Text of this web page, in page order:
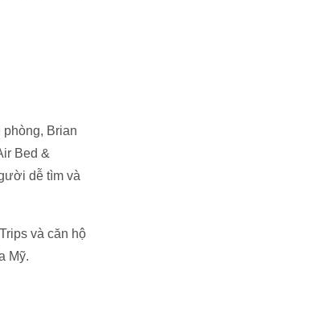
Brian
Bed &
dễ tìm và
và căn hộ
Mỹ.